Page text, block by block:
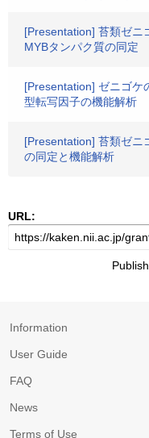
[Presentation] 苔類ゼニ
MYBタンパク質の同定
[Presentation] ゼニゴケ
型転写因子の機能解析
[Presentation] 苔類ゼニ
の同定と機能解析
URL:
Information
User Guide
FAQ
News
Terms of Use